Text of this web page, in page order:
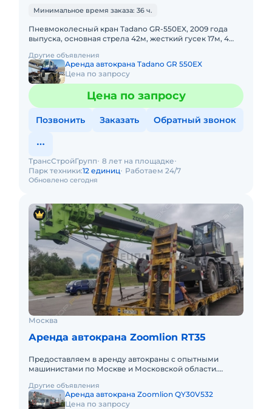
Минимальное время заказа: 36 ч.
Пневмоколесный кран Tadano GR-550EX, 2009 года
выпуска, основная стрела 42м, жесткий гусек 17м, 4
дорогам общего
Другие объявления
Аренда автокрана Tadano GR 550EX
Цена по запросу
Цена по запросу
Позвонить Заказать Обратный звонок
Обновлено сегодня
ТрансСтройГрупп 8 лет на площадке
Парк техники:12 единиц Работаем 24/7
Москва
Аренда автокрана Zoomlion RT35
Предоставляем в аренду автокраны с опытными
машинистами по Москве и Московской области.
(почасовой, посменный) При
Другие объявления
Аренда автокрана Zoomlion QY30V532
Цена по запросу